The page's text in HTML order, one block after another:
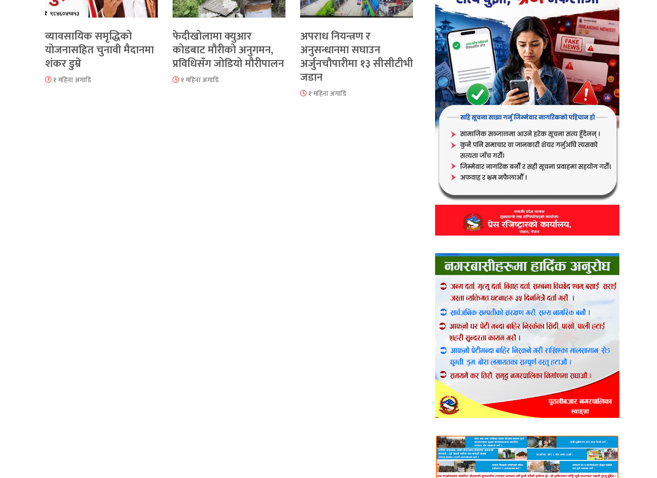
व्यावसायिक समृद्धिको
योजनासहित चुनावी मैदानमा
शंकर डुम्रे
१ महिना अगाडि
फेदीखोलामा क्युआर
कोडबाट मौरीको अनुगमन,
प्रविधिसँग जोडियो मौरीपालन
१ महिना अगाडि
अपराध नियन्त्रण र
अनुसन्धानमा सघाउन
अर्जुनचौपारीमा १३ सीसीटीभी
जडान
१ महिना अगाडि